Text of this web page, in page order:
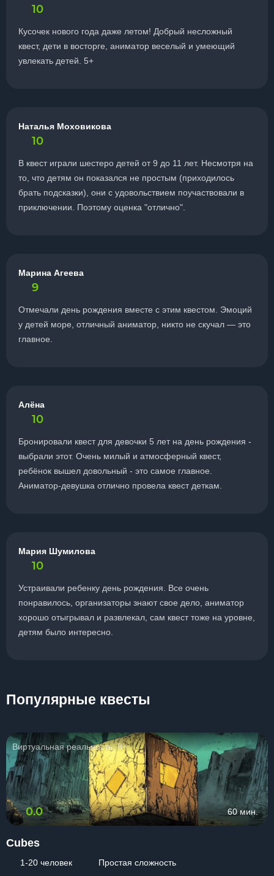
10
Кусочек нового года даже летом! Добрый несложный
квест, дети в восторге, аниматор веселый и умеющий
увлекать детей. 5+
Наталья Моховикова
10
В квест играли шестеро детей от 9 до 11 лет. Несмотря на
то, что детям он показался не простым (приходилось
брать подсказки), они с удовольствием поучаствовали в
приключении. Поэтому оценка "отлично".
Марина Агеева
9
Отмечали день рождения вместе с этим квестом. Эмоций
у детей море, отличный аниматор, никто не скучал — это
главное.
Алёна
10
Бронировали квест для девочки 5 лет на день рождения -
выбрали этот. Очень милый и атмосферный квест,
ребёнок вышел довольный - это самое главное.
Аниматор-девушка отлично провела квест деткам.
Мария Шумилова
10
Устраивали ребенку день рождения. Все очень
понравилось, организаторы знают свое дело, аниматор
хорошо отыгрывал и развлекал, сам квест тоже на уровне,
детям было интересно.
Популярные квесты
Виртуальная реальность, 8+
0.0 60 мин.
Cubes
1-20 человек
Простая сложность